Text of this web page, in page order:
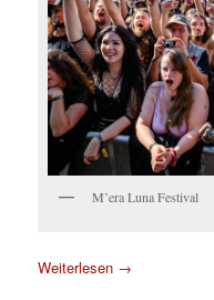
M’era Luna Festival
Weiterlesen →